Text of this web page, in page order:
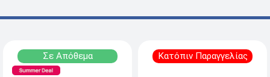
Σε Απόθεμα Κατόπιν Παραγγελίας